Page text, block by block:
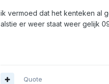
ik vermoed dat het kenteken al
alstie er weer staat weer gelijk
Quote